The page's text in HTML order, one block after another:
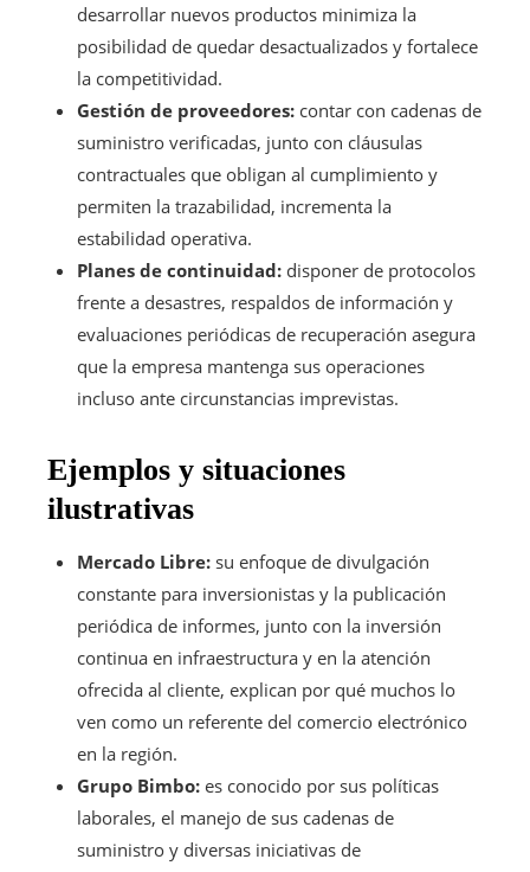
desarrollar nuevos productos minimiza la
posibilidad de quedar desactualizados y fortalece
la competitividad.
Gestión de proveedores: contar con cadenas de
suministro verificadas, junto con cláusulas
contractuales que obligan al cumplimiento y
permiten la trazabilidad, incrementa la
estabilidad operativa.
Planes de continuidad: disponer de protocolos
frente a desastres, respaldos de información y
evaluaciones periódicas de recuperación asegura
que la empresa mantenga sus operaciones
incluso ante circunstancias imprevistas.
Ejemplos y situaciones
ilustrativas
Mercado Libre: su enfoque de divulgación
constante para inversionistas y la publicación
periódica de informes, junto con la inversión
continua en infraestructura y en la atención
ofrecida al cliente, explican por qué muchos lo
ven como un referente del comercio electrónico
en la región.
Grupo Bimbo: es conocido por sus políticas
laborales, el manejo de sus cadenas de
suministro y diversas iniciativas de